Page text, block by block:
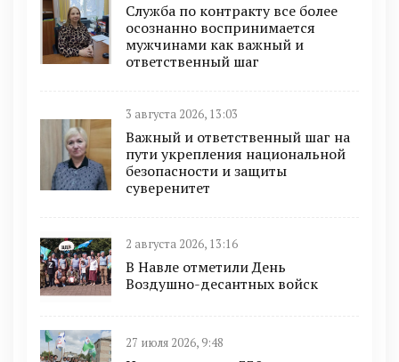
Служба по контракту все более
осознанно воспринимается
мужчинами как важный и
ответственный шаг
3 августа 2026, 13:03
Важный и ответственный шаг на
пути укрепления национальной
безопасности и защиты
суверенитет
2 августа 2026, 13:16
В Навле отметили День
Воздушно-десантных войск
27 июля 2026, 9:48